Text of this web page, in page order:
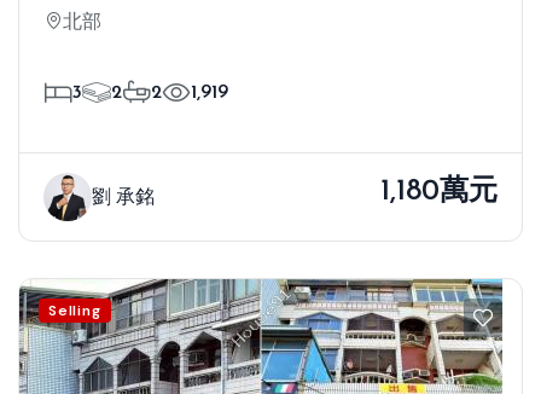
＋平車
北部
3 2 2 1,919
劉 承銘 1,180萬元
Selling